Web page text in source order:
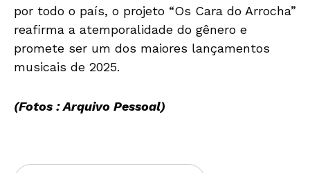
por todo o país, o projeto “Os Cara do Arrocha”
reafirma a atemporalidade do gênero e
promete ser um dos maiores lançamentos
musicais de 2025.
(Fotos : Arquivo Pessoal)